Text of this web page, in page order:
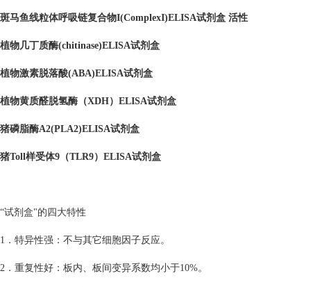
斑马鱼线粒体呼吸链复合物I(ComplexI)ELISA试剂盒 活性
植物几丁质酶(chitinase)ELISA试剂盒
植物激素脱落酸(ABA)ELISA试剂盒
植物黄质醛脱氢酶（XDH）ELISA试剂盒
猪磷脂酶A2(PLA2)ELISA试剂盒
猪Toll样受体9（TLR9）ELISA试剂盒
“试剂盒"的四大特性
1．特异性强：不与其它细胞因子反应。
2．重复性好：板内、板间变异系数均小于10%。